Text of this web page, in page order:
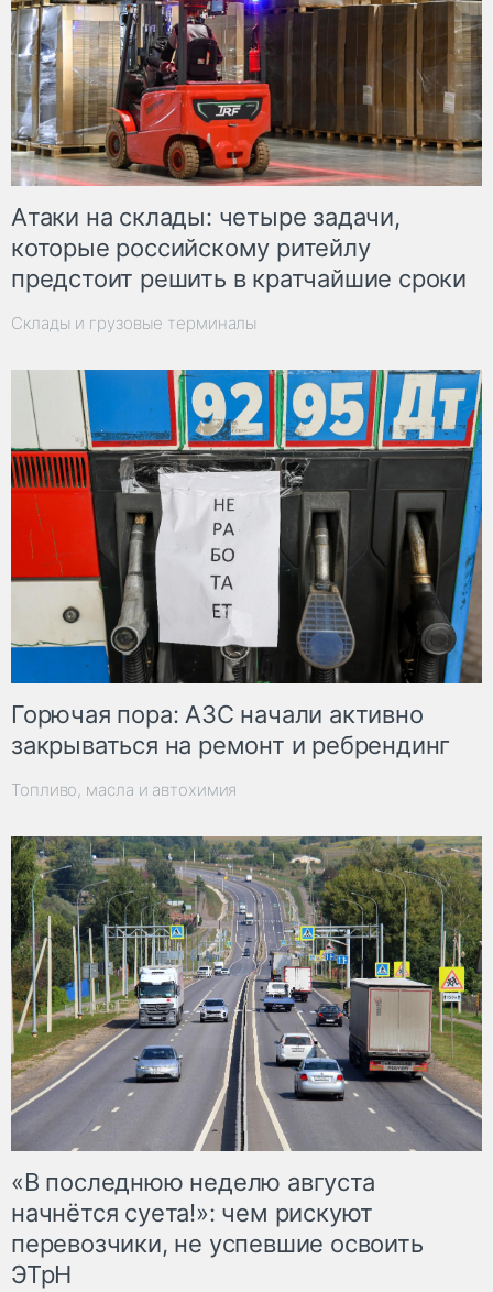
Атаки на склады: четыре задачи,
которые российскому ритейлу
предстоит решить в кратчайшие сроки
Склады и грузовые терминалы
Горючая пора: АЗС начали активно
закрываться на ремонт и ребрендинг
Топливо, масла и автохимия
«В последнюю неделю августа
начнётся суета!»: чем рискуют
перевозчики, не успевшие освоить
ЭТрН